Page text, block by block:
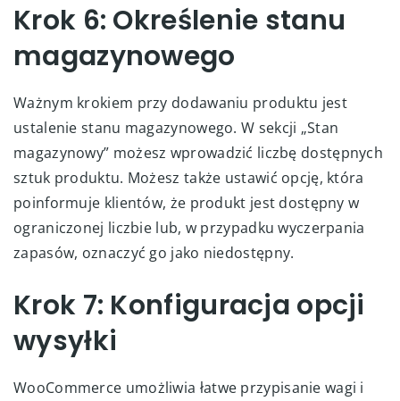
Krok 6: Określenie stanu
magazynowego
Ważnym krokiem przy dodawaniu produktu jest
ustalenie stanu magazynowego. W sekcji „Stan
magazynowy” możesz wprowadzić liczbę dostępnych
sztuk produktu. Możesz także ustawić opcję, która
poinformuje klientów, że produkt jest dostępny w
ograniczonej liczbie lub, w przypadku wyczerpania
zapasów, oznaczyć go jako niedostępny.
Krok 7: Konfiguracja opcji
wysyłki
WooCommerce umożliwia łatwe przypisanie wagi i